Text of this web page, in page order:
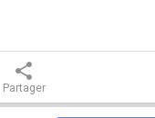
share
Partager